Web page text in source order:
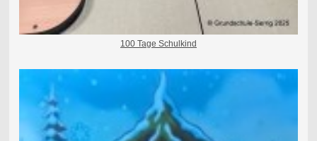
100 Tage Schulkind